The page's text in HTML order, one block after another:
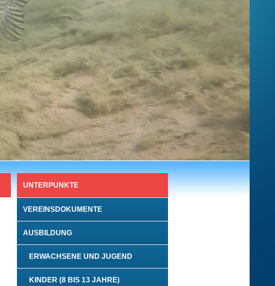
UNTERPUNKTE
VEREINSDOKUMENTE
AUSBILDUNG
ERWACHSENE UND JUGEND
KINDER (8 BIS 13 JAHRE)